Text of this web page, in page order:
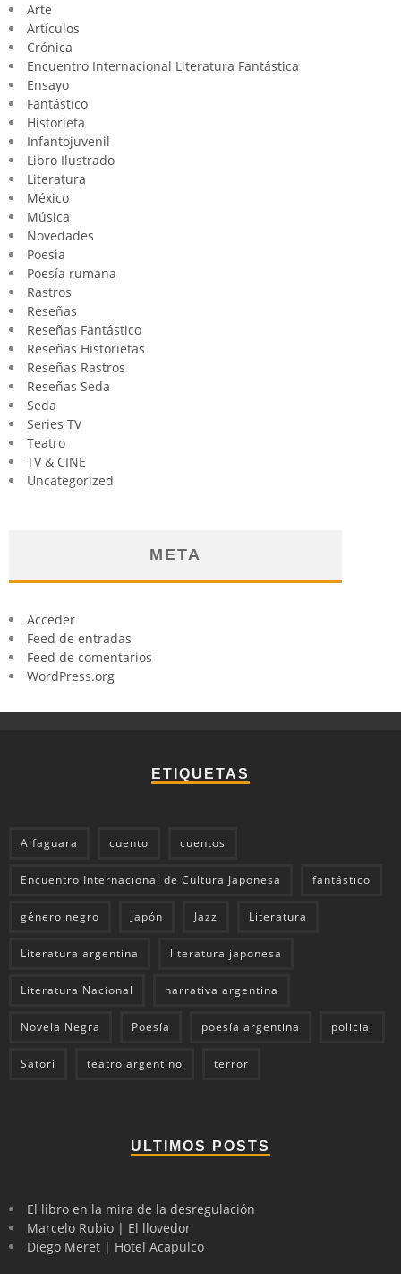
Arte
Artículos
Crónica
Encuentro Internacional Literatura Fantástica
Ensayo
Fantástico
Historieta
Infantojuvenil
Libro Ilustrado
Literatura
México
Música
Novedades
Poesia
Poesía rumana
Rastros
Reseñas
Reseñas Fantástico
Reseñas Historietas
Reseñas Rastros
Reseñas Seda
Seda
Series TV
Teatro
TV & CINE
Uncategorized
META
Acceder
Feed de entradas
Feed de comentarios
WordPress.org
ETIQUETAS
Alfaguara cuento cuentos
Encuentro Internacional de Cultura Japonesa fantástico
género negro Japón Jazz Literatura
Literatura argentina literatura japonesa
Literatura Nacional narrativa argentina
Novela Negra Poesía poesía argentina policial
Satori teatro argentino terror
ULTIMOS POSTS
El libro en la mira de la desregulación
Marcelo Rubio | El llovedor
Diego Meret | Hotel Acapulco